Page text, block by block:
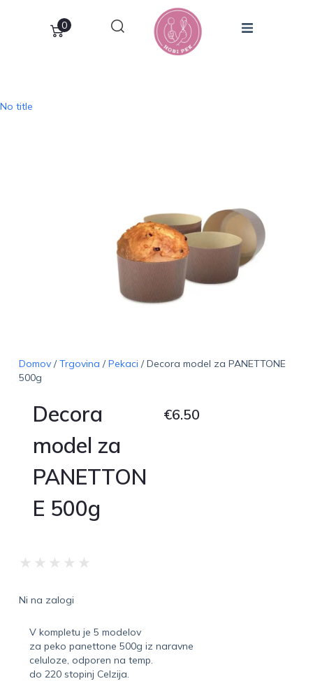
0
No title
Domov/Trgovina /Pekaci / Decora model za PANETTONE
500g
Decora
model za
PANETTON
E 500g
€6.50
★ ★ ★ ★ ★
Ni na zalogi
V kompletu je 5 modelov
za peko panettone 500g iz naravne
celuloze, odporen na temp.
do 220 stopinj Celzija.